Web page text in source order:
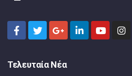
Τελευταία Νέα